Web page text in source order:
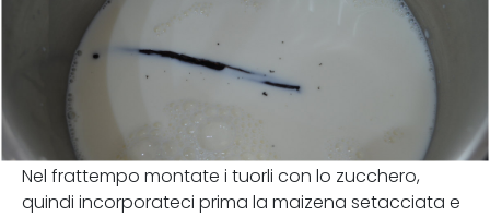
Nel frattempo montate i tuorli con lo zucchero,
quindi incorporateci prima la maizena setacciata e